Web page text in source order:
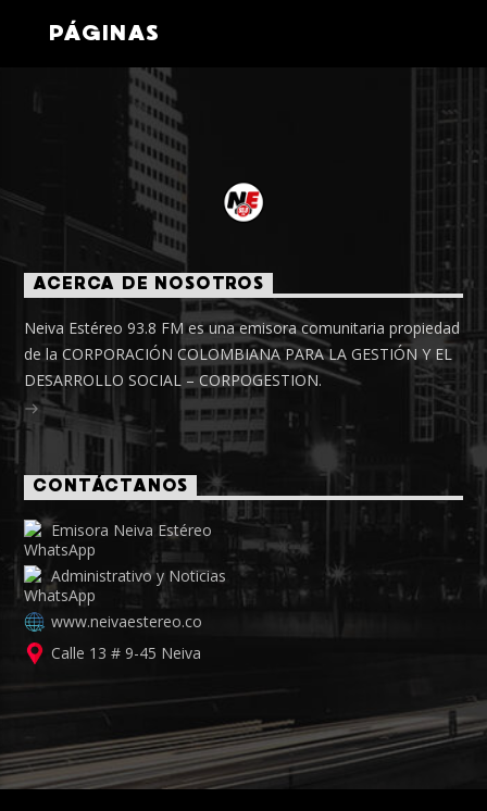
PÁGINAS
ACERCA DE NOSOTROS
Neiva Estéreo 93.8 FM es una emisora comunitaria propiedad
de la CORPORACIÓN COLOMBIANA PARA LA GESTIÓN Y EL
DESARROLLO SOCIAL – CORPOGESTION.
CONTÁCTANOS
Emisora Neiva Estéreo
Administrativo y Noticias
www.neivaestereo.co
Calle 13 # 9-45 Neiva